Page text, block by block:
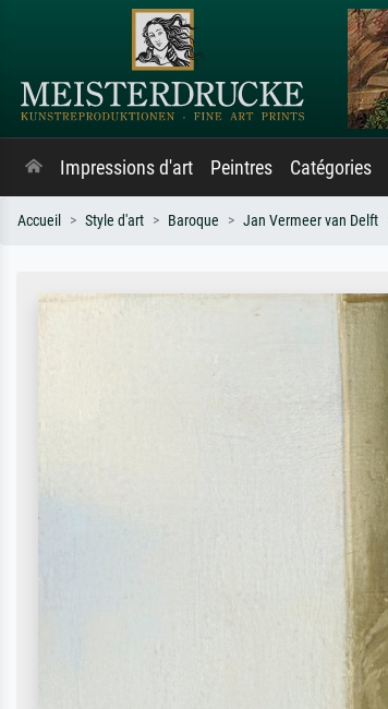
Impressions d'art Peintres Catégories
Accueil Style d'art Baroque Jan Vermeer van Delft